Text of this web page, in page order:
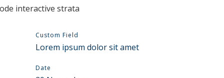
Custom Field
Lorem ipsum dolor sit amet
Date